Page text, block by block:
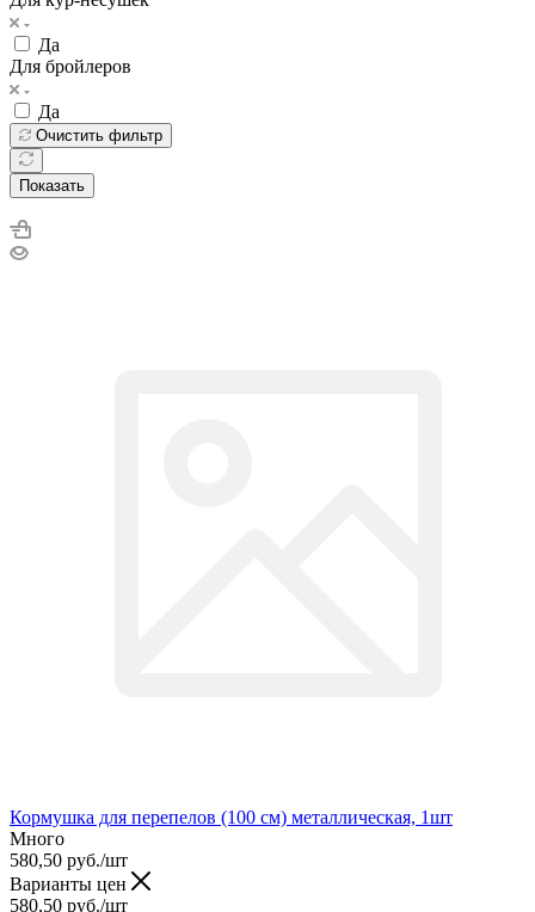
Да
Для бройлеров
Да
Очистить фильтр
Показать
Кормушка для перепелов (100 см) металлическая, 1шт
Много
580,50 руб./шт
Варианты цен
580,50 руб./шт